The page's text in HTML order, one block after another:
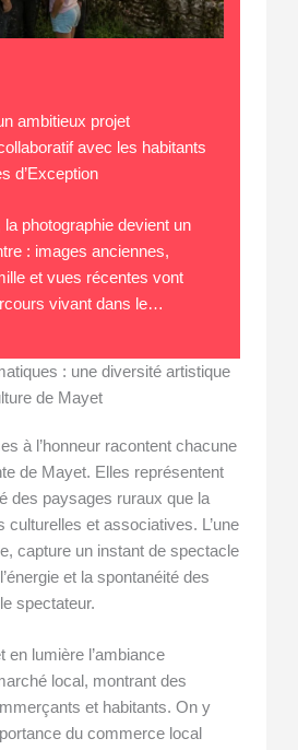
ambitieux projet
avec les habitants
d’Exception
photographie devient un
: images anciennes,
et vues récentes vont
vivant dans le…
: une diversité artistique
de Mayet
à l’honneur racontent chacune
de Mayet. Elles représentent
des paysages ruraux que la
culturelles et associatives. L’une
capture un instant de spectacle
et la spontanéité des
spectateur.
en lumière l’ambiance
local, montrant des
et habitants. On y
du commerce local